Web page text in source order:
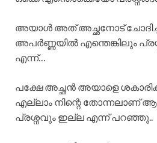
അയാൾ അത് അച്ഛനോട്
അപർണ്ണയിൽ എന്തെങ്കിലും
എന്ന്…
പക്ഷേ അച്ഛൻ അയാളെ
എല്ലാം നിന്റെ തോന്നലാണ് ആ
പ്രശ്നവും ഇല്ല എന്ന് പറഞ്ഞു..